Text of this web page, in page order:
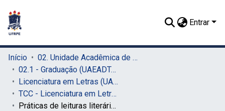
Entrar
Início
02. Unidade Acadêmica de Educação a Distância e Tecnologia (UAEADTec)
02.1 - Graduação (UAEADTec)
Licenciatura em Letras (UAEADTec)
TCC - Licenciatura em Letras (UAEADTec)
Práticas de leituras literárias na escola: biblioteca móvel como estratégia (inov)ativa para motivar competências leitoras de discentes do 9° ano do ensino fundamental